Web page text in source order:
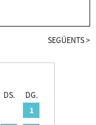
SEGÜENTS>
DS.
DG.
1